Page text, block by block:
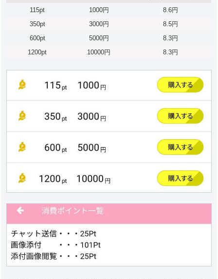
115pt
1000円
8.6円
350pt
3000円
8.5円
600pt
5000円
8.3円
1200pt
10000円 8.3円